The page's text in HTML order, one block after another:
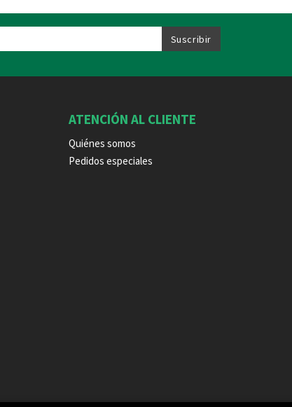
ATENCIÓN AL CLIENTE
Quiénes somos
Pedidos especiales